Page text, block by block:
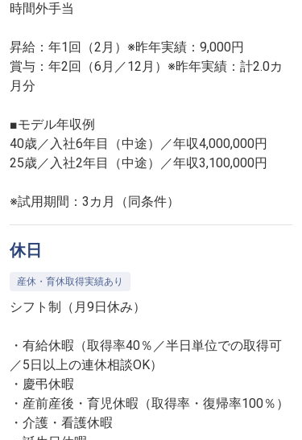
時間外手当
昇給：年1回（2月）※昨年実績：9,000円
賞与：年2回（6月／12月）※昨年実績：計2.0カ
月分
■モデル年収例
40歳／入社6年目（中途）／年収4,000,000円
25歳／入社2年目（中途）／年収3,100,000円
※試用期間：3カ月（同条件）
休日
産休・育休取得実績あり
シフト制（月9日休み）
・有給休暇（取得率40％／半日単位での取得可
／5日以上の連休相談OK）
・慶弔休暇
・産前産後・育児休暇（取得率・復帰率100％）
・介護・看護休暇